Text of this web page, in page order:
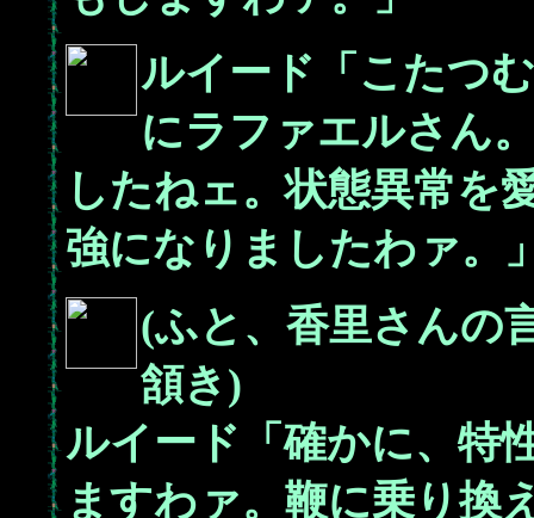
ルイード「こたつ
にラファエルさん
したねェ。状態異常を
強になりましたわァ。
(ふと、香里さんの
頷き)
ルイード「確かに、特
ますわァ。鞭に乗り換